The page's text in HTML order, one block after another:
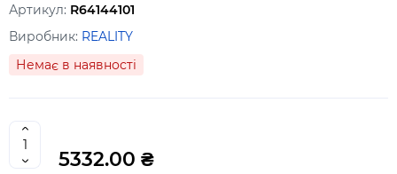
Артикул: R64144101
Виробник: REALITY
Немає в наявності
5332.00 ₴